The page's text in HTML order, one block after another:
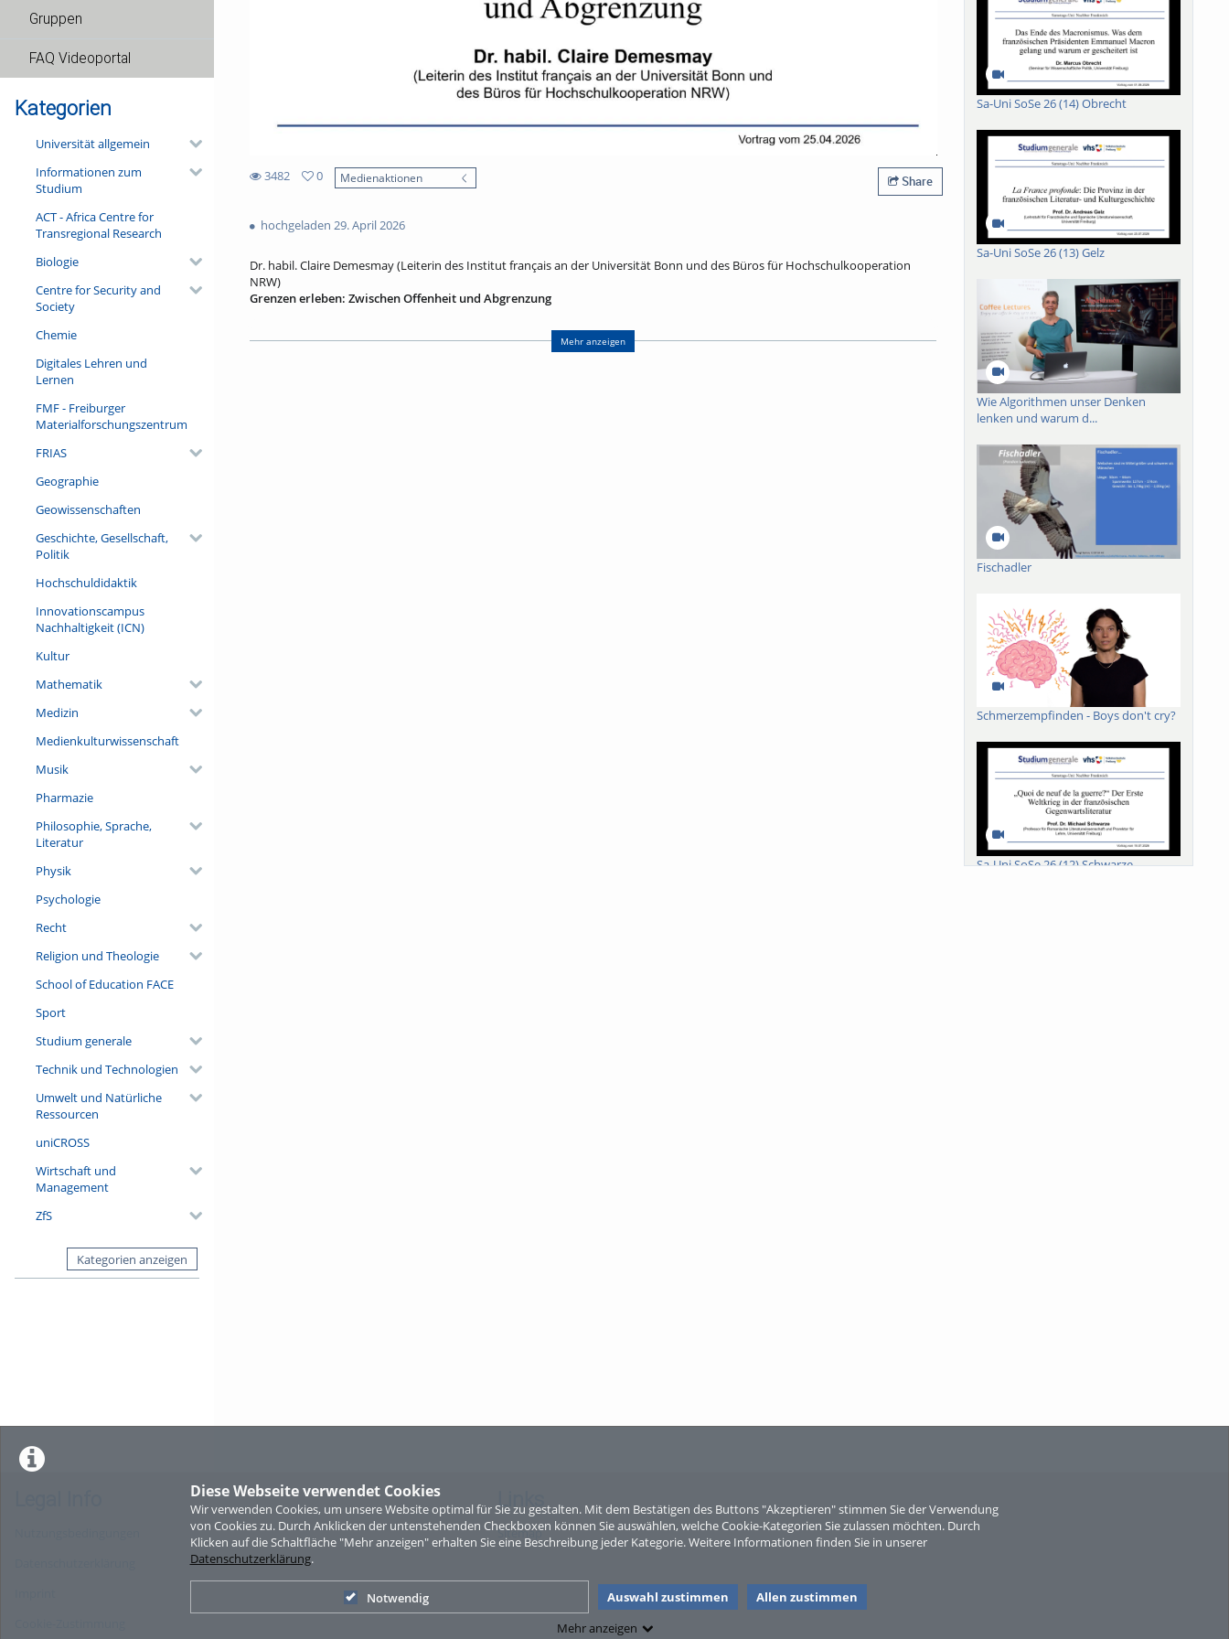
Diese Webseite verwendet Cookies
Wir verwenden Cookies, um unsere Website optimal für Sie zu gestalten. Mit dem Bestätigen des Buttons "Akzeptieren" stimmen Sie der Verwendung
von Cookies zu. Durch Anklicken der untenstehenden Checkboxen können Sie auswählen, welche Cookie-Kategorien Sie zulassen möchten. Durch
Klicken auf die Schaltfläche "Mehr anzeigen" erhalten Sie eine Beschreibung jeder Kategorie. Weitere Informationen finden Sie in unserer
Datenschutzerklärung.
Notwendig Auswahl zustimmen
Allen zustimmen
Mehr anzeigen
Gruppen
FAQ Videoportal
Kategorien
Universität allgemein
Informationen zum
Studium
ACT - Africa Centre for
Transregional Research
Biologie
Centre for Security and
Society
Chemie
Digitales Lehren und
Lernen
FMF - Freiburger
Materialforschungszentrum
FRIAS
Geographie
Geowissenschaften
Geschichte, Gesellschaft,
Politik
Hochschuldidaktik
Innovationscampus
Nachhaltigkeit (ICN)
Kultur
Mathematik
Medizin
Medienkulturwissenschaft
Musik
Pharmazie
Philosophie, Sprache,
Literatur
Physik
Psychologie
Recht
Religion und Theologie
School of Education FACE
Sport
Studium generale
Technik und Technologien
Umwelt und Natürliche
Ressourcen
uniCROSS
Wirtschaft und
Management
ZfS
Kategorien anzeigen
3482
views
0
Medienaktionen Share
hochgeladen 29. April 2026
Dr. habil. Claire Demesmay (Leiterin des Institut français an der Universität Bonn und des Büros für Hochschulkooperation
NRW)
Grenzen erleben: Zwischen Offenheit und Abgrenzung
Zusammenarbeit. Sie umfassen rund 40 % des EU-Territoriums, vereinen 30 % der Bevölkerung und erwirtschaften ein Drittel
des Bruttoinlandsprodukts. Hier zeigen sich Chancen und Herausforderungen der europäischen Integration: Anerkennung
Mehr anzeigen
Sa-Uni SoSe 26 (14) Obrecht
Sa-Uni SoSe 26 (13) Gelz
Wie Algorithmen unser Denken
lenken und warum d...
Fischadler
Schmerzempfinden - Boys don't cry?
Sa-Uni SoSe 26 (12) Schwarze
Sperber
Links
Sitemap